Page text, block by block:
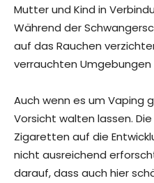
Mutter und Kind in
Während der
auf das Rauchen
verrauchten
Auch wenn es um Vaping
Vorsicht walten lassen.
Zigaretten auf die
nicht ausreichend
darauf, dass auch hier